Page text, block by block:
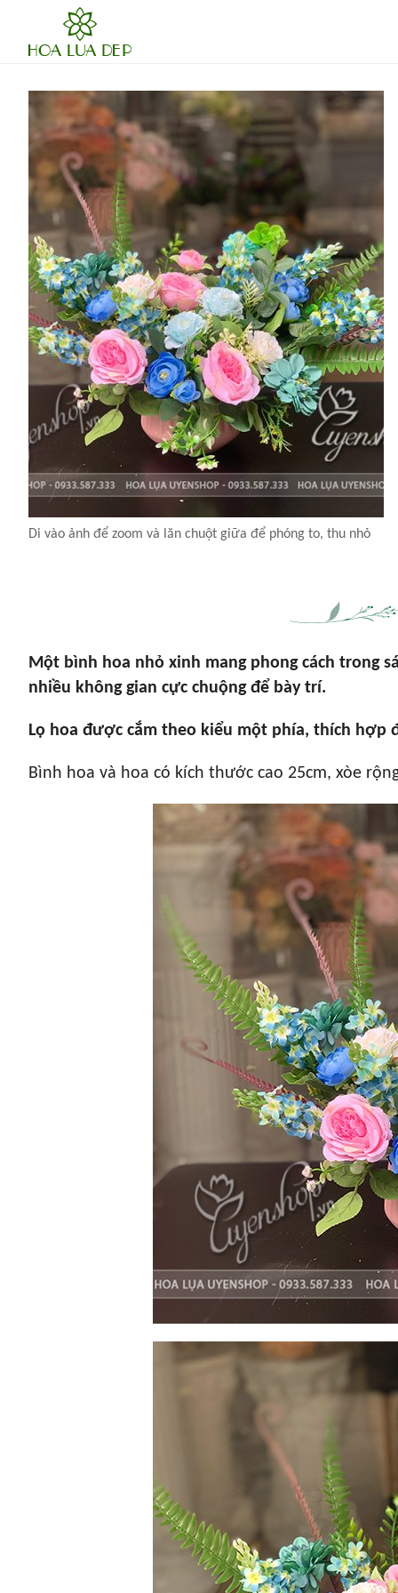
Di vào ảnh để zoom và lăn chuột giữa để phóng to, thu nhỏ
Một bình hoa nhỏ xinh mang phong cách trong
nhiều không gian cực chuộng để bày trí.
Lọ hoa được cắm theo kiểu một phía, thích hợp
Bình hoa và hoa có kích thước cao 25cm, xòe